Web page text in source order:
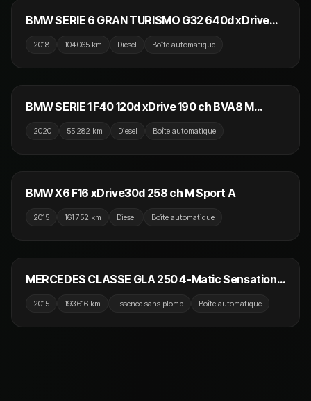
NOUVEAU
BMW SERIE 6 GRAN TURISMO G32 640d xDrive
2018 104 065 km Diesel Boîte automatique
NOUVEAU
26 990 €
BMW SERIE 1 F40 120d xDrive 190 ch BVA8 M
2020 55 282 km Diesel Boîte automatique
NOUVEAU
25 990 €
BMW X6 F16 xDrive30d 258 ch M Sport A
2015 161 752 km Diesel Boîte automatique
NOUVEAU
13 990 €
MERCEDES CLASSE GLA 250 4-Matic Sensation
2015 193 616 km Essence sans plomb Boîte automatique